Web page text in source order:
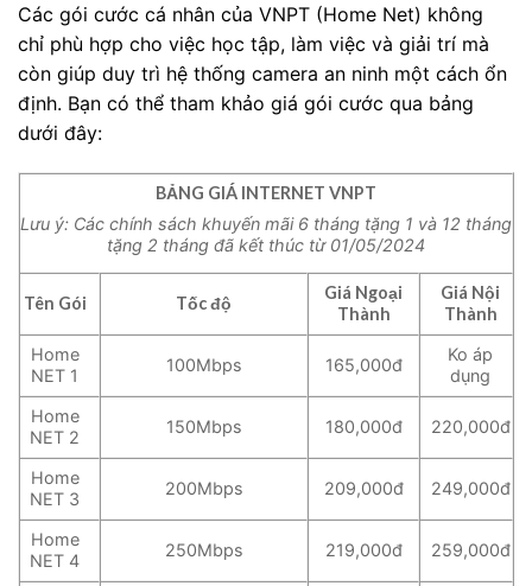
Các gói cước cá nhân của VNPT (Home Net) không
chỉ phù hợp cho việc học tập, làm việc và giải trí mà
còn giúp duy trì hệ thống camera an ninh một cách ổn
định. Bạn có thể tham khảo giá gói cước qua bảng
dưới đây:
BẢNG GIÁ INTERNET VNPT
Lưu ý: Các chính sách khuyến mãi 6 tháng tặng 1 và 12 tháng
tặng 2 tháng đã kết thúc từ 01/05/2024
Tên Gói Tốc độ
Giá Ngoại
Thành
Giá Nội
Thành
Home
NET 1
100Mbps 165,000đ
Ko áp
dụng
Home
NET 2
150Mbps 180,000đ 220,000đ
Home
NET 3
200Mbps 209,000đ 249,000đ
Home
NET 4
250Mbps 219,000đ 259,000đ